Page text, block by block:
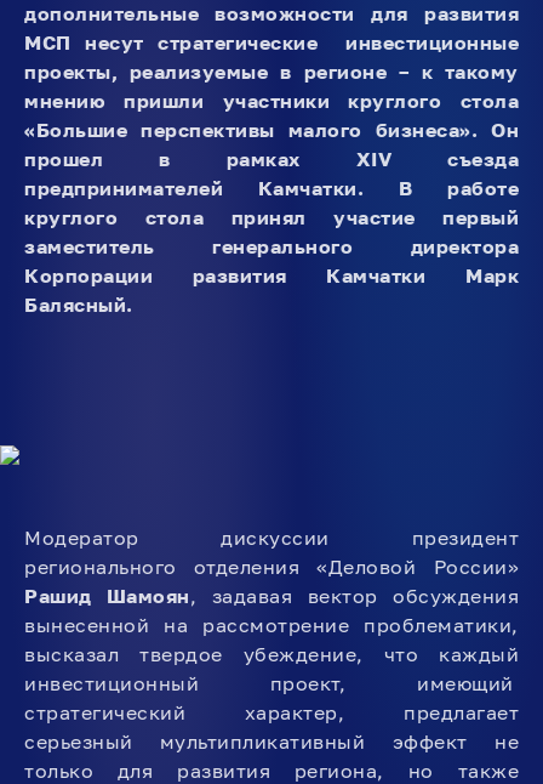
дополнительные возможности для развития
МСП несут стратегические инвестиционные
проекты, реализуемые в регионе – к такому
мнению пришли участники круглого стола
«Большие перспективы малого бизнеса». Он
прошел в рамках XIV съезда
предпринимателей Камчатки. В работе
круглого стола принял участие первый
заместитель генерального директора
Корпорации развития Камчатки Марк
Балясный.
Модератор дискуссии президент
регионального отделения «Деловой России»
Рашид Шамоян, задавая вектор обсуждения
вынесенной на рассмотрение проблематики,
высказал твердое убеждение, что каждый
инвестиционный проект, имеющий
стратегический характер, предлагает
серьезный мультипликативный эффект не
только для развития региона, но также